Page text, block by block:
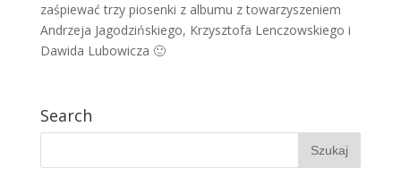
zaśpiewać trzy piosenki z albumu z towarzyszeniem
Andrzeja Jagodzińskiego, Krzysztofa Lenczowskiego i
Dawida Lubowicza 🙂
Search